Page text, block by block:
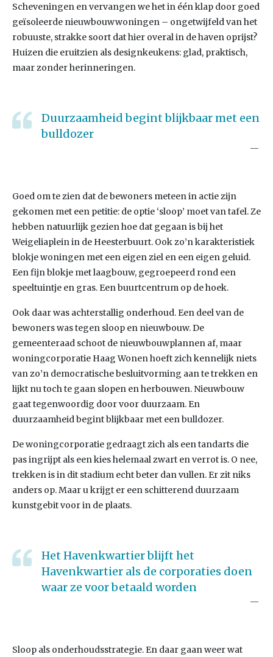
Scheveningen en vervangen we het in één klap door goed
geïsoleerde nieuwbouwwoningen – ongetwijfeld van het
robuuste, strakke soort dat hier overal in de haven oprijst?
Huizen die eruitzien als designkeukens: glad, praktisch,
maar zonder herinneringen.
Duurzaamheid begint blijkbaar met een
bulldozer
Goed om te zien dat de bewoners meteen in actie zijn
gekomen met een petitie: de optie ‘sloop’ moet van tafel. Ze
hebben natuurlijk gezien hoe dat gegaan is bij het
Weigeliaplein in de Heesterbuurt. Ook zo’n karakteristiek
blokje woningen met een eigen ziel en een eigen geluid.
Een fijn blokje met laagbouw, gegroepeerd rond een
speeltuintje en gras. Een buurtcentrum op de hoek.
Ook daar was achterstallig onderhoud. Een deel van de
bewoners was tegen sloop en nieuwbouw. De
gemeenteraad schoot de nieuwbouwplannen af, maar
woningcorporatie Haag Wonen hoeft zich kennelijk niets
van zo’n democratische besluitvorming aan te trekken en
lijkt nu toch te gaan slopen en herbouwen. Nieuwbouw
gaat tegenwoordig door voor duurzaam. En
duurzaamheid begint blijkbaar met een bulldozer.
De woningcorporatie gedraagt zich als een tandarts die
pas ingrijpt als een kies helemaal zwart en verrot is. O nee,
trekken is in dit stadium echt beter dan vullen. Er zit niks
anders op. Maar u krijgt er een schitterend duurzaam
kunstgebit voor in de plaats.
Het Havenkwartier blijft het
Havenkwartier als de corporaties doen
waar ze voor betaald worden
Sloop als onderhoudsstrategie. En daar gaan weer wat